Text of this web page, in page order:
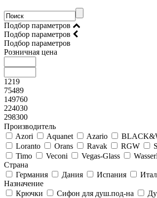
Подбор параметров
Подбор параметров
Подбор параметров
Розничная цена
1219
75489
149760
224030
298300
Производитель
Azori
Aquanet Azario
Loranto
Orans Ravak RGW
Timo
Veconi Vegas-Glass
Страна
Германия
Дания Испания
Назначение
Крючки
Сифон для душ.под-на